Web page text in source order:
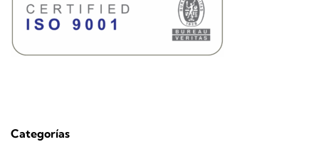
Categorías